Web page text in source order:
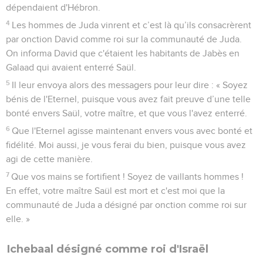
dépendaient d'Hébron.
4 Les hommes de Juda vinrent et c’est là qu’ils consacrèrent
par onction David comme roi sur la communauté de Juda.
On informa David que c'étaient les habitants de Jabès en
Galaad qui avaient enterré Saül.
5 Il leur envoya alors des messagers pour leur dire : « Soyez
bénis de l'Eternel, puisque vous avez fait preuve d’une telle
bonté envers Saül, votre maître, et que vous l'avez enterré.
6 Que l'Eternel agisse maintenant envers vous avec bonté et
fidélité. Moi aussi, je vous ferai du bien, puisque vous avez
agi de cette manière.
7 Que vos mains se fortifient ! Soyez de vaillants hommes !
En effet, votre maître Saül est mort et c'est moi que la
communauté de Juda a désigné par onction comme roi sur
elle. »
Ichebaal désigné comme roi d'Israël